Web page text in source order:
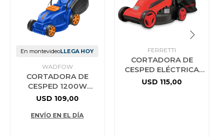
En montevideoLLEGA HOY
WADFOW
CORTADORA DE
CESPED 1200W
ELECTRICA WADFOW
USD 109,00
ENVÍO EN EL DÍA
FERRETTI
CORTADORA DE
CESPED ELÉCTRICA
FERRETTI 1300W
USD 115,00